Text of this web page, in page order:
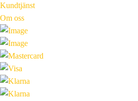
Kundtjänst
Om oss